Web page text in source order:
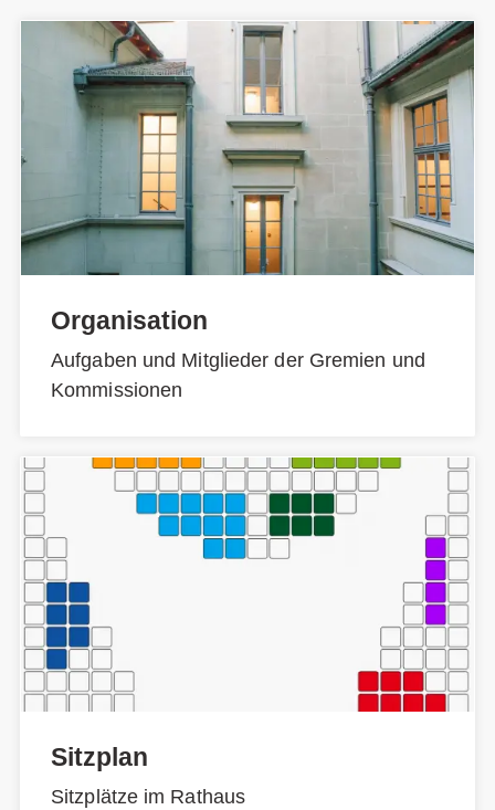
Organisation
Aufgaben und Mitglieder der Gremien und
Kommissionen
Sitzplan
Sitzplätze im Rathaus